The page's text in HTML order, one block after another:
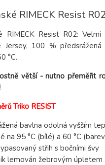
RIMECK Resist
RIMECK Resist R02:
Jersey, 100 % předsrážená
°C.
větší - nutno přeměřit
Triko RESIST
bavlna odolná vyšším
na 95 °C (bílé) a 60 °C
střih s bočními švy
lemován žebrovým úpletem